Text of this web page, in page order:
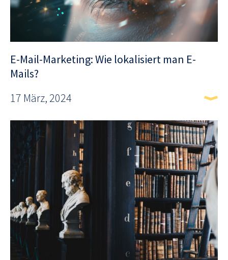
E-Mail-Marketing: Wie lokalisiert man E-
Mails?
17 März, 2024